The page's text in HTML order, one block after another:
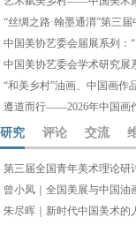
“丝绸之路·翰墨通渭”第三
“和美乡村”油画、中国画作
遵道而行——2026年中国画
研究 评论 交流
曾小凤｜全国美展与中国油
朱尽晖｜新时代中国美术的